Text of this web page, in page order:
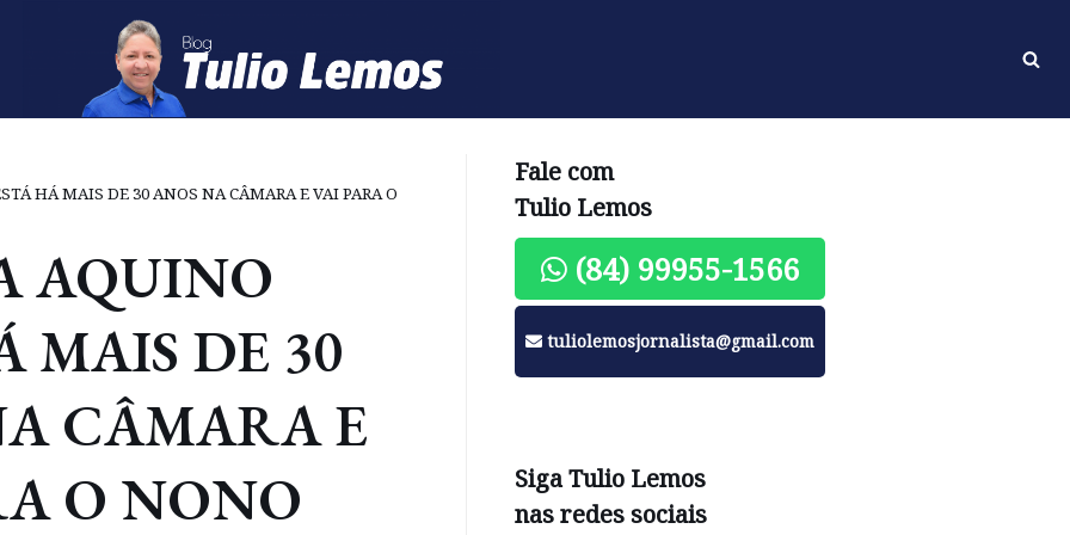
HÁ MAIS DE 30 ANOS NA CÂMARA E VAI PARA O
AQUINO
MAIS DE 30
CÂMARA E
O NONO
Fale com
Tulio Lemos
(84) 99955-1566
tuliolemosjornalista@gmail.com
Siga Tulio Lemos
nas redes sociais